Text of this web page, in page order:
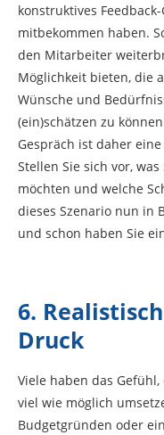
konstruktives
mitbekommen haben.
den Mitarbeiter
Möglichkeit bieten, die
Wünsche und
(ein)schätzen zu
Gespräch ist daher
Stellen Sie sich vor,
möchten und welche
dieses Szenario nun in
und schon haben Sie
6.
Druck
Viele haben das
viel wie möglich
Budgetgründen oder